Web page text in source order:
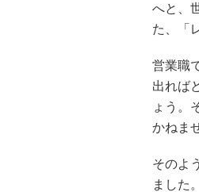
へと、
た、「
営業職
出れば
ょう。
かねま
そのよ
ました。